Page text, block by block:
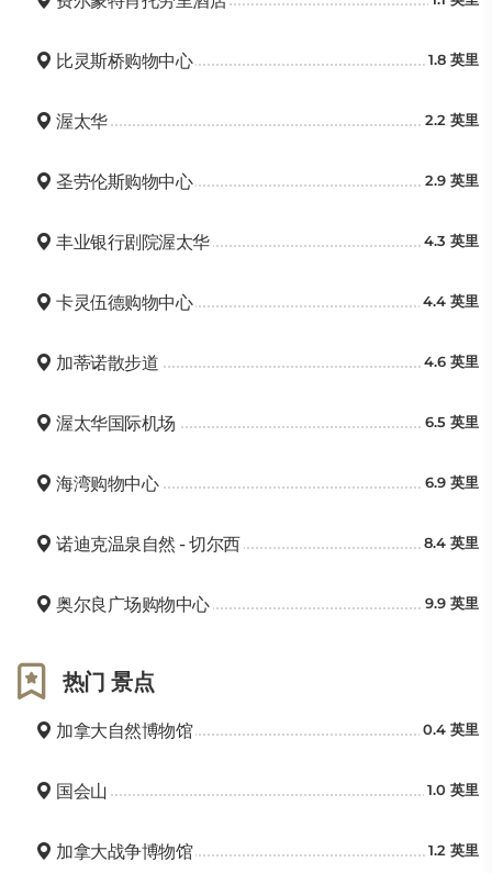
比灵斯桥购物中心 1.8 英里
渥太华 2.2 英里
圣劳伦斯购物中心 2.9 英里
丰业银行剧院渥太华 4.3 英里
卡灵伍德购物中心 4.4 英里
加蒂诺散步道 4.6 英里
渥太华国际机场 6.5 英里
海湾购物中心 6.9 英里
诺迪克温泉自然 - 切尔西 8.4 英里
奥尔良广场购物中心 9.9 英里
热门 景点
加拿大自然博物馆 0.4 英里
国会山 1.0 英里
加拿大战争博物馆 1.2 英里